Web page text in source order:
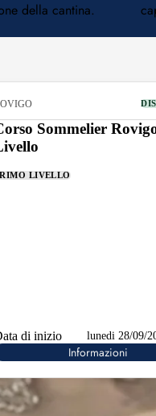
della cantina.
Sommelier
LIVELLO
di inizio lunedi 28/09/
Informazioni